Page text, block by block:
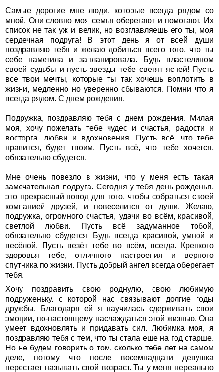
Самые дорогие мне люди, которые всегда рядом со
мной. Они словно моя семья оберегают и помогают. Их
список не так уж и велик, но возглавляешь его ты, моя
сердечная подруга! В этот день я от всей души
поздравляю тебя и желаю добиться всего того, что ты
себе наметила и запланировала. Будь властелином
своей судьбы и пусть звезды тебе светят ясней! Пусть
все твои мечты, которые ты так хочешь воплотить в
жизни, медленно но уверенно сбываются. Помни что я
всегда рядом. С днем рождения.
Подружка, поздравляю тебя с днем рождения. Милая
моя, хочу пожелать тебе чудес и счастья, радости и
восторга, любви и вдохновения. Пусть всё, что тебе
нравится, будет твоим. Пусть всё, что тебе хочется,
обязательно сбудется.
Мне очень повезло в жизни, что у меня есть такая
замечательная подруга. Сегодня у тебя день рожденья,
это прекрасный повод для того, чтобы собраться своей
компанией друзей, и повеселится от души. Желаю,
подружка, огромного счастья, удачи во всём, красивой,
светлой любви. Пусть всё задуманное тобой,
обязательно сбудется. Будь всегда красивой, умной и
весёлой. Пусть везёт тебе во всём, всегда. Крепкого
здоровья тебе, отличного настроения и верного
спутника по жизни. Пусть добрый ангел всегда оберегает
тебя.
Хочу поздравить свою роднулю, свою любимую
подруженьку, с которой нас связывают долгие годы
дружбы. Благодаря ей я научилась сдерживать свои
эмоции, по-настоящему наслаждаться этой жизнью. Она
умеет вдохновлять и придавать сил. Любимка моя, я
поздравляю тебя с тем, что ты стала еще на год старше.
Но не будем говорить о том, сколько тебе лет на самом
деле, потому что после восемнадцати девушка
перестает называть свой возраст. Ты у меня нереально